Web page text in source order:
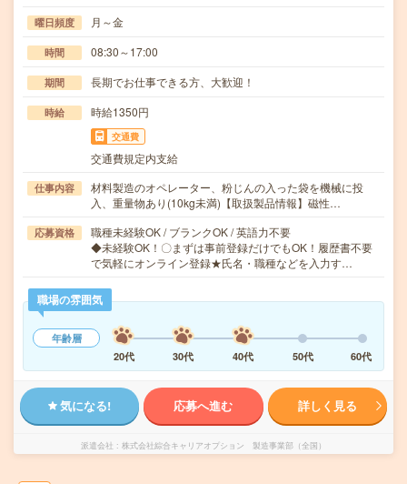
曜日頻度 月～金
時間 08:30～17:00
期間 長期でお仕事できる方、大歓迎！
時給 時給1350円
交通費
交通費規定内支給
仕事内容
材料製造のオペレーター、粉じんの入った袋を機械に投
入、重量物あり(10kg未満)【取扱製品情報】磁性…
応募資格
職種未経験OK / ブランクOK / 英語力不要
◆未経験OK！〇まずは事前登録だけでもOK！履歴書不要
で気軽にオンライン登録★氏名・職種などを入力す…
職場の雰囲気
年齢層
20代
30代 40代 50代 60代
気になる! 応募へ進む 詳しく見る
派遣会社 株式会社綜合キャリアオプション 製造事業部（全国）